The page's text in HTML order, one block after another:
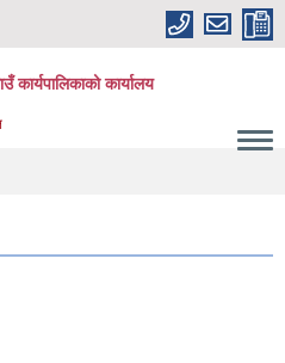
कार्यपालिकाको कार्यालय